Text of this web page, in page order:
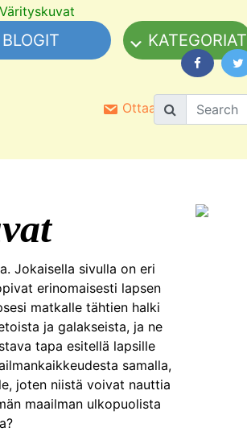
BLOGIT KATEGORIAT
Ottaa yhteyttä
Jokaisella sivulla on eri
erinomaisesti lapsen
matkalle tähtien halki
ja galakseista, ja ne
tapa esitellä lapsille
samalla,
joten niistä voivat nauttia
maailman ulkopuolista